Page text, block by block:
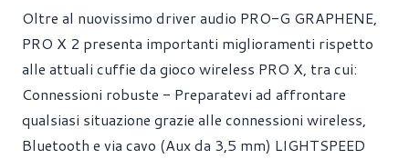
Oltre al nuovissimo driver audio PRO-G GRAPHENE,
PRO X 2 presenta importanti miglioramenti rispetto
alle attuali cuffie da gioco wireless PRO X, tra cui:
Connessioni robuste - Preparatevi ad affrontare
qualsiasi situazione grazie alle connessioni wireless,
Bluetooth e via cavo (Aux da 3,5 mm) LIGHTSPEED